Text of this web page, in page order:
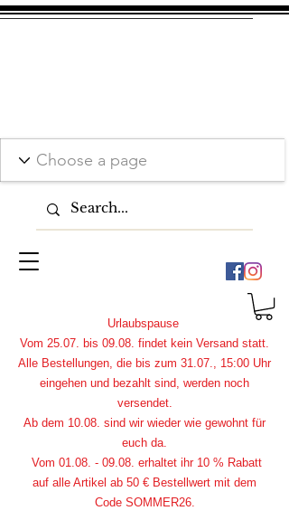
Urlaubspause
Vom 25.07. bis 09.08. findet kein Versand statt.
Alle Bestellungen, die bis zum 31.07., 15:00 Uhr
eingehen und bezahlt sind, werden noch
versendet.
Ab dem 10.08. sind wir wieder wie gewohnt für
euch da.
Vom 01.08. - 09.08. erhaltet ihr 10 % Rabatt
auf alle Artikel ab 50 € Bestellwert mit dem
Code SOMMER26.